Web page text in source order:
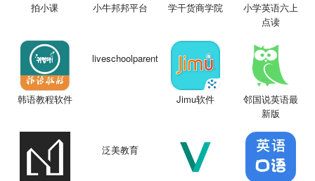
拍小课 小牛邦邦平台 学干货商学院
小学英语六上
点读
韩语教程软件
liveschoolparent
Jimu软件
邻国说英语最
新版
泛美教育